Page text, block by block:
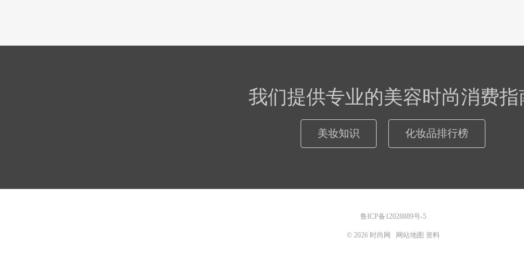
我们提供专业的美容时尚消费指
美妆知识 化妆品排行榜
鲁ICP备12028889号-5
© 2026 时尚网 网站地图 资料